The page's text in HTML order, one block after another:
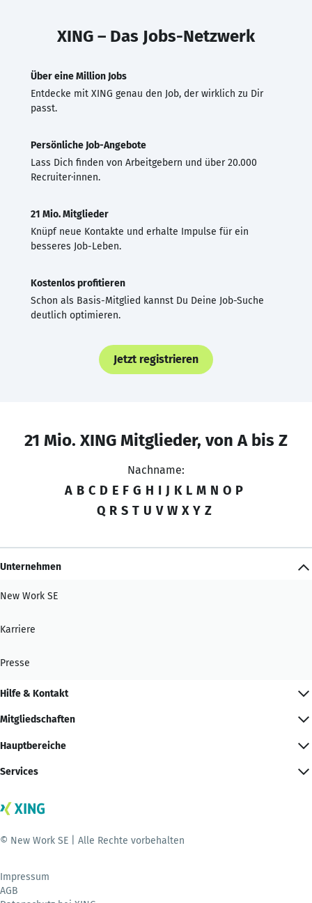
XING – Das Jobs-Netzwerk
Über eine Million Jobs
Entdecke mit XING genau den Job, der wirklich zu Dir
passt.
Persönliche Job-Angebote
Lass Dich finden von Arbeitgebern und über 20.000
Recruiter·innen.
21 Mio. Mitglieder
Knüpf neue Kontakte und erhalte Impulse für ein
besseres Job-Leben.
Kostenlos profitieren
Schon als Basis-Mitglied kannst Du Deine Job-Suche
deutlich optimieren.
Jetzt registrieren
21 Mio. XING Mitglieder, von A bis Z
Nachname:
A B C D E F G H I J K L M N O P
Q R S T U V W X Y Z
Unternehmen
New Work SE
Karriere
Presse
Hilfe & Kontakt
Mitgliedschaften
Hauptbereiche
Services
© New Work SE | Alle Rechte vorbehalten
Impressum
AGB